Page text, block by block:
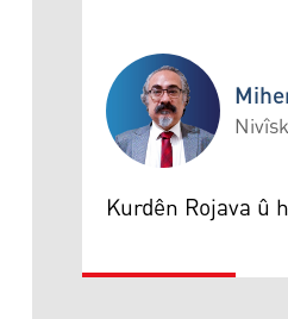
Mihemed Eli Destmalî
Kurdên Rojava û